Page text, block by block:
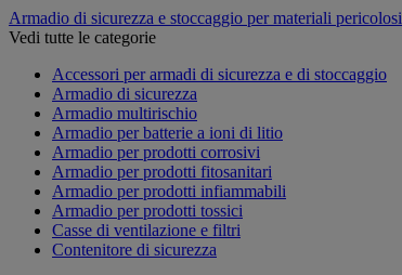
Armadio di sicurezza e stoccaggio per materiali pericolosi
Vedi tutte le categorie
Accessori per armadi di sicurezza e di stoccaggio
Armadio di sicurezza
Armadio multirischio
Armadio per batterie a ioni di litio
Armadio per prodotti corrosivi
Armadio per prodotti fitosanitari
Armadio per prodotti infiammabili
Armadio per prodotti tossici
Casse di ventilazione e filtri
Contenitore di sicurezza